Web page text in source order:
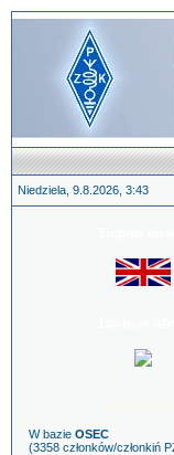
Niedziela, 9.8.2026, 3:43
W bazie OSEC
(3358 członków/członkiń